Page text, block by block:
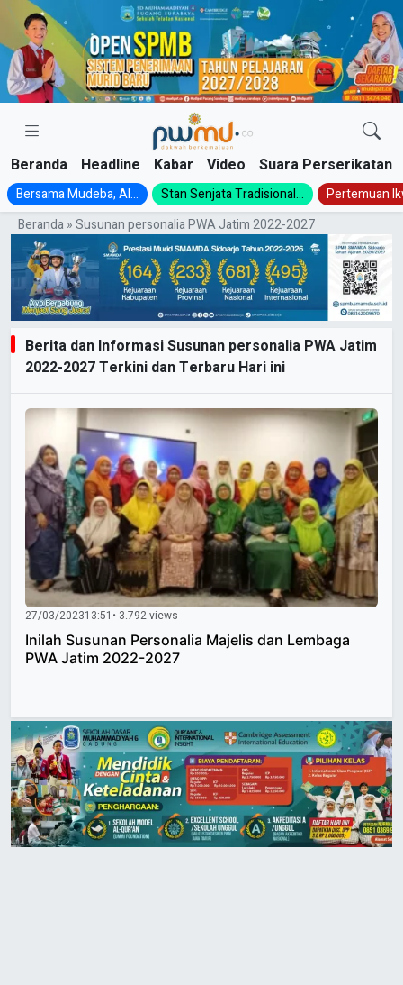
Skip
content
Beranda Headline Kabar Video Suara Perserikatan
Bersama Mudeba, Al... Stan Senjata Tradisional...
Pertemuan
Beranda»Susunan personalia PWA Jatim 2022-2027
Berita dan Informasi Susunan personalia PWA Jatim
2022-2027 Terkini dan Terbaru Hari ini
27/03/202313:51 • 3.792 views
Inilah Susunan Personalia Majelis dan Lembaga
PWA Jatim 2022-2027